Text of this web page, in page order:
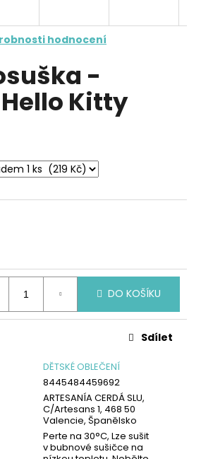
hodnocení
-
Kitty
DO KOŠÍKU
DĚTSKÉ OBLEČENÍ
8445484459692
ARTESANÍA CERDÁ SLU,
C/Artesans 1, 468 50
Valencie, Španělsko
Perte na 30°C, Lze sušit
v bubnové sušičce na
Sdílet
HLEDAT